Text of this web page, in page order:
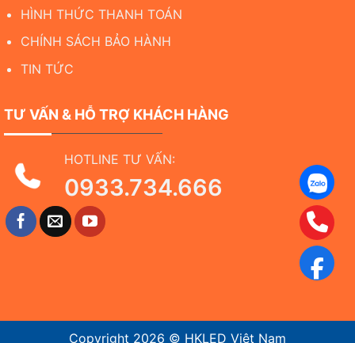
HÌNH THỨC THANH TOÁN
CHÍNH SÁCH BẢO HÀNH
TIN TỨC
TƯ VẤN & HỖ TRỢ KHÁCH HÀNG
HOTLINE TƯ VẤN:
0933.734.666
Copyright 2026 © HKLED Việt Nam